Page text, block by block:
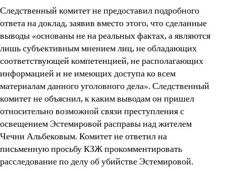
Следственный комитет не предоставил подробного
ответа на доклад, заявив вместо этого, что сделанные
выводы «основаны не на реальных фактах, а являются
лишь субъективным мнением лиц, не обладающих
соответствующей компетенцией, не располагающих
информацией и не имеющих доступа ко всем
материалам данного уголовного дела». Следственный
комитет не объяснил, к каким выводам он пришел
относительно возможной связи преступления с
освещением Эстемировой расправы над жителем
Чечни Альбековым. Комитет не ответил на
письменную просьбу КЗЖ прокомментировать
расследование по делу об убийстве Эстемировой.